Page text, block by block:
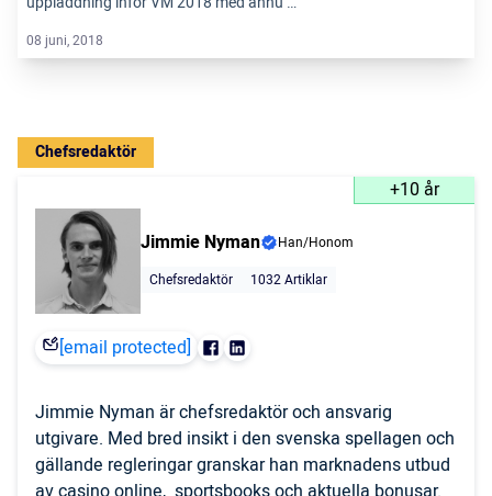
08 juni, 2018
Chefsredaktör
+10 år
Jimmie Nyman
Han/Honom
Chefsredaktör
1032 Artiklar
[email protected]
Jimmie Nyman är chefsredaktör och ansvarig
utgivare. Med bred insikt i den svenska spellagen och
gällande regleringar granskar han marknadens utbud